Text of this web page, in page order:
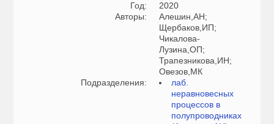
Год:
2020
Авторы:
Алешин,АН;
Щербаков,ИП;
Чикалова-
Лузина,ОП;
Трапезникова,ИН;
Овезов,МК
Подразделения:
лаб.
неравновесных
процессов в
полупроводниках